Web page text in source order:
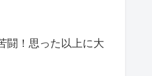
闘！思った以上に大